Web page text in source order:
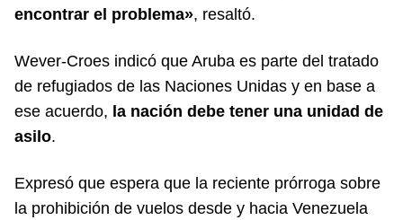
encontrar el problema», resaltó.
Wever-Croes indicó que Aruba es parte del tratado
de refugiados de las Naciones Unidas y en base a
ese acuerdo, la nación debe tener una unidad de
asilo.
Expresó que espera que la reciente prórroga sobre
la prohibición de vuelos desde y hacia Venezuela